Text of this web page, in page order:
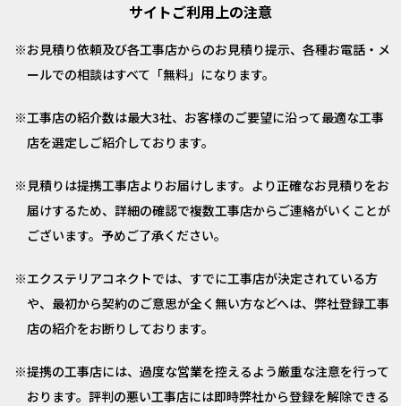
サイトご利用上の注意
お見積り依頼及び各工事店からのお見積り提示、各種お電話・メ
ールでの相談はすべて「無料」になります。
工事店の紹介数は最大3社、お客様のご要望に沿って最適な工事
店を選定しご紹介しております。
見積りは提携工事店よりお届けします。より正確なお見積りをお
届けするため、詳細の確認で複数工事店からご連絡がいくことが
ございます。予めご了承ください。
エクステリアコネクトでは、すでに工事店が決定されている方
や、最初から契約のご意思が全く無い方などへは、弊社登録工事
店の紹介をお断りしております。
提携の工事店には、過度な営業を控えるよう厳重な注意を行って
おります。評判の悪い工事店には即時弊社から登録を解除できる